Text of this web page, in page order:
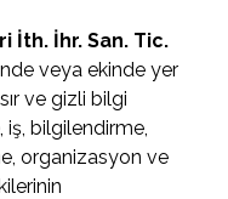
İth. İhr. San. Tic.
veya ekinde yer
ve gizli bilgi
bilgilendirme,
organizasyon ve